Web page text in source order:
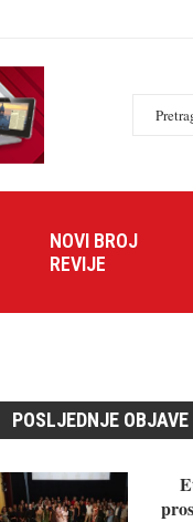
NOVI BROJ
REVIJE
POSLJEDNJE OBJAVE